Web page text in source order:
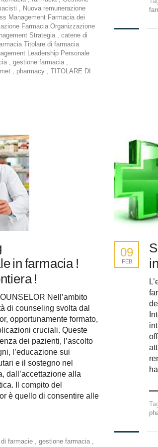
, Nuova remunerazione
Management Farmacia dei
Farmacia Organizzazione
Strategia , catene di
Titolare di farmacia
Leadership Personale
, gestione farmacia ,
, pharmacy , TITOLARE DI
in farmacia !
!
Nell’ambito
di counseling svolta dal
opportunamente formato,
cruciali. Queste
dei pazienti, l’ascolto
l’educazione sui
e il sostegno nel
dall’accettazione alla
Il compito del
è quello di consentire alle
farmacie , gestione farmacia ,
09
FEB